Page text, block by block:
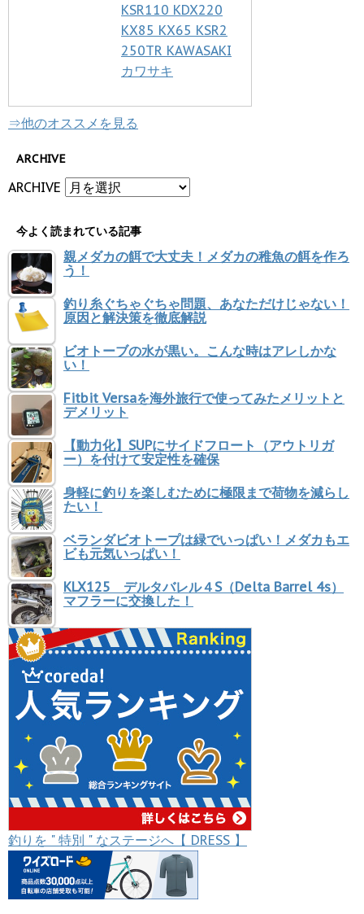
KSR110 KDX220
KX85 KX65 KSR2
250TR KAWASAKI
カワサキ
⇒他のオススメを見る
ARCHIVE
ARCHIVE
今よく読まれている記事
親メダカの餌で大丈夫！メダカの稚魚の餌を作ろ
う！
釣り糸ぐちゃぐちゃ問題、あなただけじゃない！
原因と解決策を徹底解説
ビオトーブの水が黒い。こんな時はアレしかな
い！
Fitbit Versaを海外旅行で使ってみたメリットと
デメリット
【動力化】SUPにサイドフロート（アウトリガ
ー）を付けて安定性を確保
身軽に釣りを楽しむために極限まで荷物を減らし
たい！
ベランダビオトープは緑でいっぱい！メダカもエ
ビも元気いっぱい！
KLX125 デルタバレル４S（Delta Barrel 4s）
マフラーに交換した！
釣りを " 特別 " なステージへ【 DRESS 】